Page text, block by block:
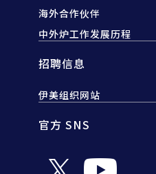
海外合作伙伴
中外炉工作发展历程
招聘信息
伊美组织网站
官方 SNS